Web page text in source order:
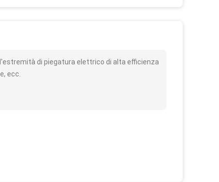
di piegatura elettrico di alta efficienza
ecc.